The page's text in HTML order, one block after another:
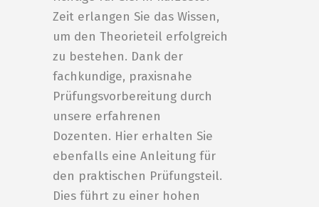
Zeit erlangen Sie das Wissen,
um den Theorieteil erfolgreich
zu bestehen. Dank der
fachkundige, praxisnahe
Prüfungsvorbereitung durch
unsere erfahrenen
Dozenten. Hier erhalten Sie
ebenfalls eine Anleitung für
den praktischen Prüfungsteil.
Dies führt zu einer hohen